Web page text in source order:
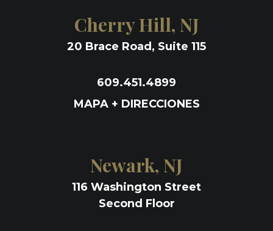
Cherry Hill, NJ
20 Brace Road, Suite 115
609.451.4899
MAPA + DIRECCIONES
Newark, NJ
116 Washington Street
Second Floor